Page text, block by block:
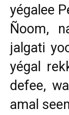
yégalee
Ñoom,
jalgati
yégal
defee,
amal